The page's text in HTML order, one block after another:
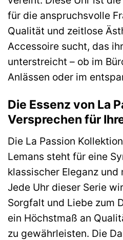
für die anspruchsvolle
Qualität und zeitlose
Accessoire sucht, das
unterstreicht – ob im
Anlässen oder im
Die Essenz von La
Versprechen für
Die La Passion
Lemans steht für eine
klassischer Eleganz und
Jede Uhr dieser Serie
Sorgfalt und Liebe zum
ein Höchstmaß an
zu gewährleisten. Die